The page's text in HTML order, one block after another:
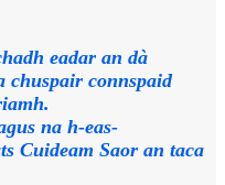
eadar an dà
connspaid
na h-eas-
Cuideam Saor an taca